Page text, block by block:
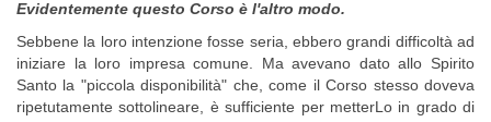
Evidentemente questo Corso è l'altro modo.
Sebbene la loro intenzione fosse seria, ebbero grandi difficoltà ad
iniziare la loro impresa comune. Ma avevano dato allo Spirito
Santo la "piccola disponibilità" che, come il Corso stesso doveva
ripetutamente sottolineare, è sufficiente per metterLo in grado di